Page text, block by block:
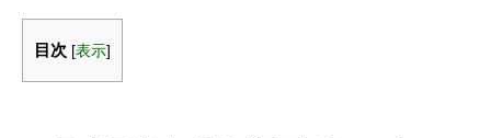
目次 [表示]